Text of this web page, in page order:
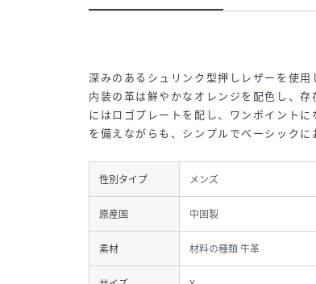
深みのあるシュリンク型押しレザーを使用
内装の革は鮮やかなオレンジを配色し、
にはロゴプレートを配し、ワンポイントに
を備えながらも、シンプルでベーシックに
性別タイプ メンズ
原産国 中国製
素材 材料の種類 牛革